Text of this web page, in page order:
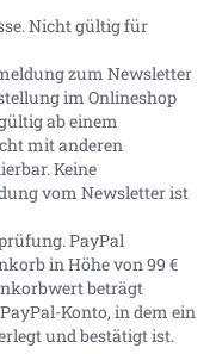
Nicht gültig für
zum Newsletter
im Onlineshop
ab einem
mit anderen
Keine
vom Newsletter ist
PayPal
in Höhe von99 €
beträgt
Konto, in dem ein
und bestätigt ist.